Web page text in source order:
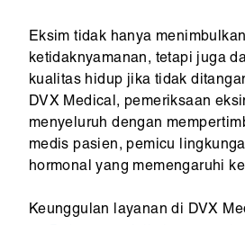
Eksim tidak hanya
ketidaknyamanan, tetapi juga
kualitas hidup jika tidak
DVX Medical, pemeriksaan
menyeluruh dengan
medis pasien, pemicu
hormonal yang memengaruhi
Keunggulan layanan di DVX